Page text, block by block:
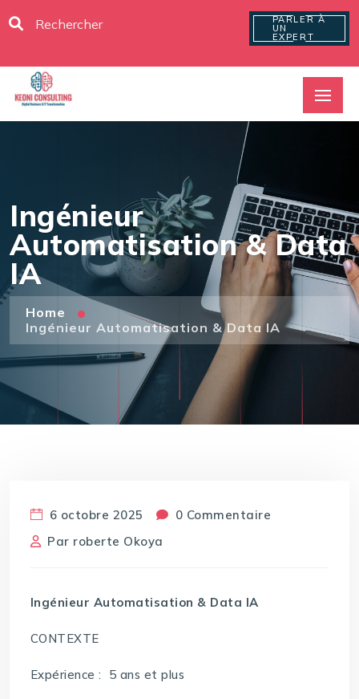
PARLER À
UN
EXPERT
Ingénieur
Automatisation & Data
IA
Home
Ingénieur Automatisation & Data IA
6 octobre 2025
0 Commentaire
Par roberte Okoya
Ingénieur Automatisation & Data IA
CONTEXTE
Expérience : 5 ans et plus